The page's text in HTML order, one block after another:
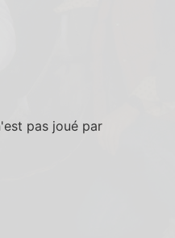
pas joué par